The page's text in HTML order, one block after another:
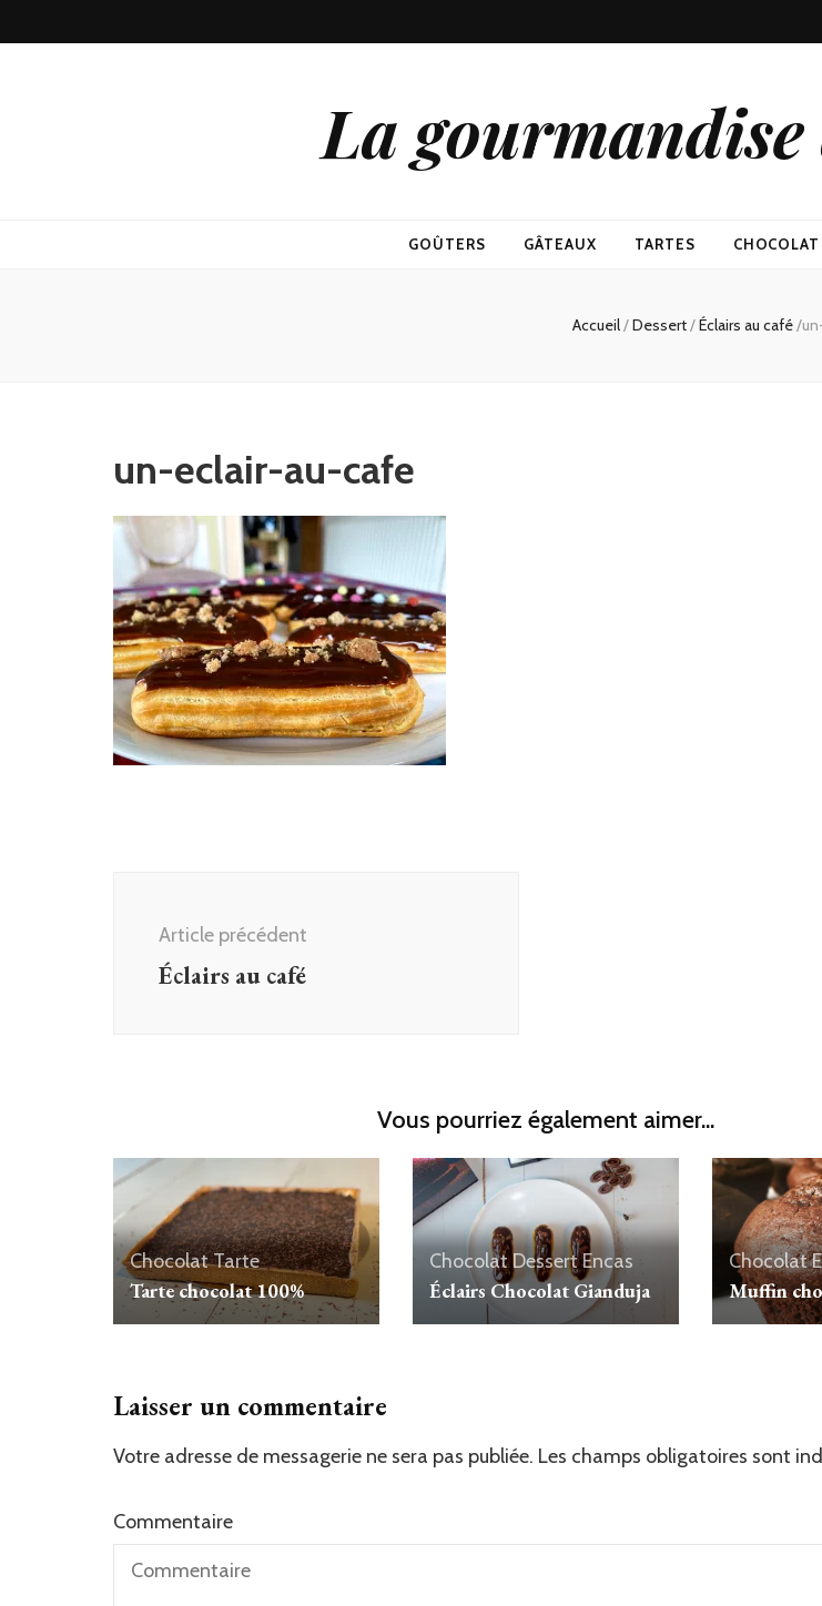
La
GOÛTERS GÂTEAUX TARTES CHOCOLAT
Accueil/Dessert/Éclairs au café/
un-eclair-au-cafe
d'article
Article précédent
Éclairs au café
Vous pourriez également aimer...
ChocolatTarte
Tarte chocolat 100%
ChocolatDessertEncas
Éclairs Chocolat Gianduja
Chocolat
Muffin
Laisser un commentaire
Votre adresse de messagerie ne sera pas publiée. Les champs obligatoires sont
Commentaire